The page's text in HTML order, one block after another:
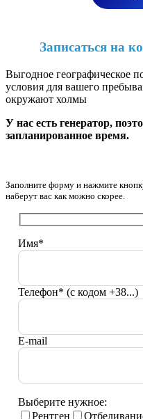
Записаться на
Выгодное географическое
условия для вашего
окружают холмы
У нас есть генератор,
запланированное время.
Заполните форму и нажмите
наберут вас как можно скорее.
Имя*
Телефон* (с кодом +38...)
E-mail
Выберите нужное:
Рентген